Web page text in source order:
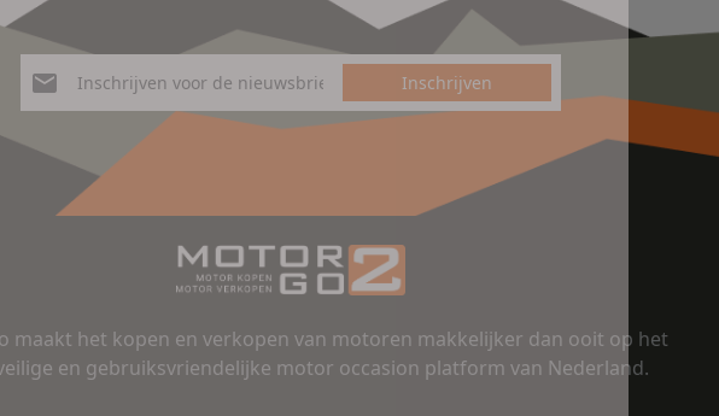
Inschrijven
maakt het kopen en verkopen van motoren makkelijker dan ooit op het
en gebruiksvriendelijke motor occasion platform van Nederland.